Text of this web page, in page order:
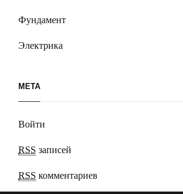
Фундамент
Электрика
МЕТА
Войти
RSS записей
RSS комментариев